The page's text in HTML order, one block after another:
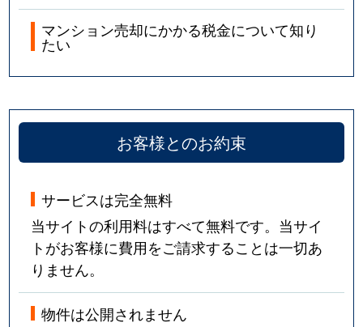
マンション売却にかかる税金について知り
たい
お客様とのお約束
サービスは完全無料
当サイトの利用料はすべて無料です。当サイ
トがお客様に費用をご請求することは一切あ
りません。
物件は公開されません